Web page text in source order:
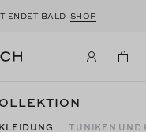
ENDET BALD SHOP
TUNIKEN UND